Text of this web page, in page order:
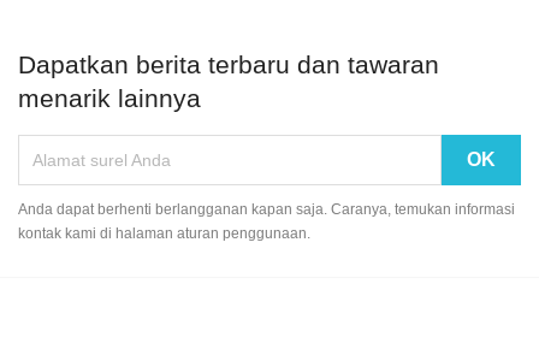
Dapatkan berita terbaru dan tawaran
menarik lainnya
Anda dapat berhenti berlangganan kapan saja. Caranya, temukan informasi
kontak kami di halaman aturan penggunaan.